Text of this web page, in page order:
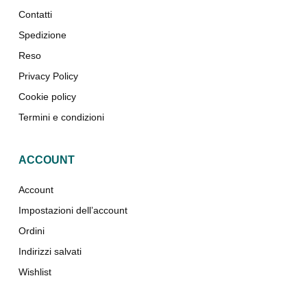
Contatti
Spedizione
Reso
Privacy Policy
Cookie policy
Termini e condizioni
ACCOUNT
Account
Impostazioni dell’account
Ordini
Indirizzi salvati
Wishlist